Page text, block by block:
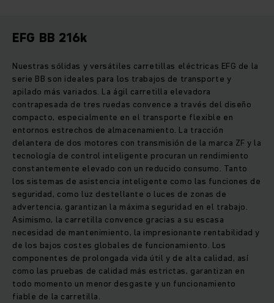
EFG BB 216k
Nuestras sólidas y versátiles carretillas eléctricas EFG de la
serie BB son ideales para los trabajos de transporte y
apilado más variados. La ágil carretilla elevadora
contrapesada de tres ruedas convence a través del diseño
compacto, especialmente en el transporte flexible en
entornos estrechos de almacenamiento. La tracción
delantera de dos motores con transmisión de la marca ZF y la
tecnología de control inteligente procuran un rendimiento
constantemente elevado con un reducido consumo. Tanto
los sistemas de asistencia inteligente como las funciones de
seguridad, como luz destellante o luces de zonas de
advertencia, garantizan la máxima seguridad en el trabajo.
Asimismo, la carretilla convence gracias a su escasa
necesidad de mantenimiento, la impresionante rentabilidad y
de los bajos costes globales de funcionamiento. Los
componentes de prolongada vida útil y de alta calidad, así
como las pruebas de calidad más estrictas, garantizan en
todo momento un menor desgaste y un funcionamiento
fiable de la carretilla.